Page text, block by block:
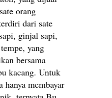
orang
dari sate
ginjal sapi,
yang
bersama
kacang. Untuk
hanya membayar